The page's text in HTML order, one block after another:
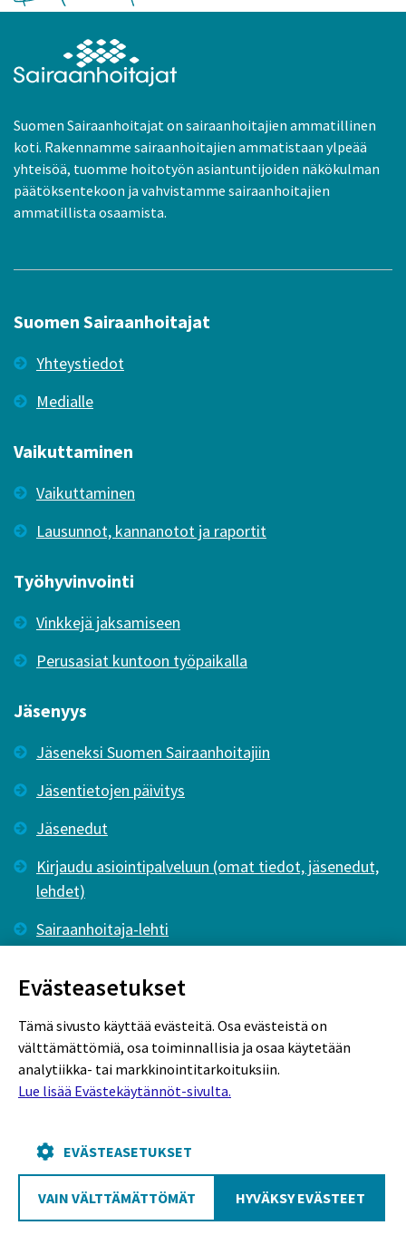
Suomen Sairaanhoitajat on sairaanhoitajien ammatillinen
koti. Rakennamme sairaanhoitajien ammatistaan ylpeää
yhteisöä, tuomme hoitotyön asiantuntijoiden näkökulman
päätöksentekoon ja vahvistamme sairaanhoitajien
ammatillista osaamista.
Suomen Sairaanhoitajat
Yhteystiedot
Medialle
Vaikuttaminen
Vaikuttaminen
Lausunnot, kannanotot ja raportit
Työhyvinvointi
Vinkkejä jaksamiseen
Perusasiat kuntoon työpaikalla
Jäsenyys
Jäseneksi Suomen Sairaanhoitajiin
Jäsentietojen päivitys
Jäsenedut
Kirjaudu asiointipalveluun (omat tiedot, jäsenedut,
lehdet)
Sairaanhoitaja-lehti
Evästekäytännöt
Poutapilvi web design
Evästeasetukset
Tämä sivusto käyttää evästeitä. Osa evästeistä on
välttämättömiä, osa toiminnallisia ja osaa käytetään
analytiikka- tai markkinointitarkoituksiin.
Lue lisää Evästekäytännöt-sivulta.
EVÄSTEASETUKSET
VAIN VÄLTTÄMÄTTÖMÄT HYVÄKSY EVÄSTEET